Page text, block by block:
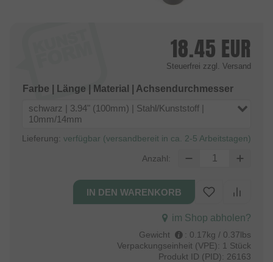
18.45 EUR
Steuerfrei zzgl. Versand
Farbe | Länge | Material | Achsendurchmesser
schwarz | 3.94" (100mm) | Stahl/Kunststoff |
10mm/14mm
Lieferung: verfügbar (versandbereit in ca. 2-5 Arbeitstagen)
Anzahl:
im Shop abholen?
Gewicht : 0.17kg / 0.37lbs
Verpackungseinheit (VPE): 1 Stück
Produkt ID (PID): 26163